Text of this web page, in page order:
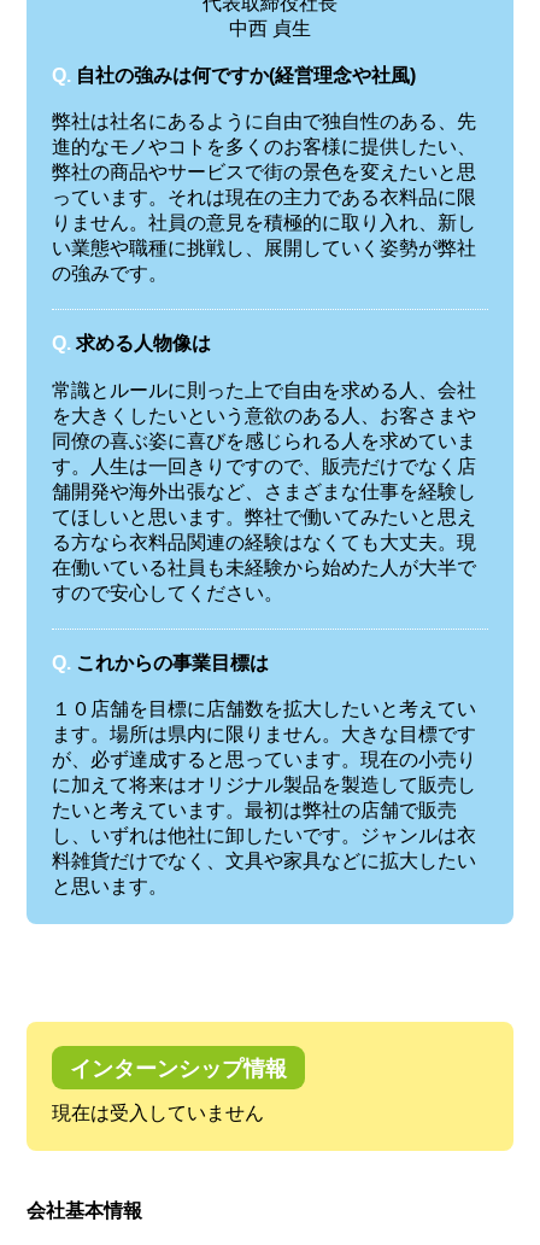
中西 貞生
Q. 自社の強みは何ですか(経営理念や社風)
弊社は社名にあるように自由で独自性のある、先
進的なモノやコトを多くのお客様に提供したい、
弊社の商品やサービスで街の景色を変えたいと思
っています。それは現在の主力である衣料品に限
りません。社員の意見を積極的に取り入れ、新し
い業態や職種に挑戦し、展開していく姿勢が弊社
の強みです。
Q. 求める人物像は
常識とルールに則った上で自由を求める人、会社
を大きくしたいという意欲のある人、お客さまや
同僚の喜ぶ姿に喜びを感じられる人を求めていま
す。人生は一回きりですので、販売だけでなく店
舗開発や海外出張など、さまざまな仕事を経験し
てほしいと思います。弊社で働いてみたいと思え
る方なら衣料品関連の経験はなくても大丈夫。現
在働いている社員も未経験から始めた人が大半で
すので安心してください。
Q. これからの事業目標は
１０店舗を目標に店舗数を拡大したいと考えてい
ます。場所は県内に限りません。大きな目標です
が、必ず達成すると思っています。現在の小売り
に加えて将来はオリジナル製品を製造して販売し
たいと考えています。最初は弊社の店舗で販売
し、いずれは他社に卸したいです。ジャンルは衣
料雑貨だけでなく、文具や家具などに拡大したい
と思います。
インターンシップ情報
現在は受入していません
会社基本情報